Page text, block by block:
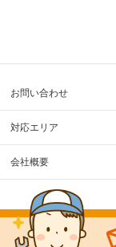
お問い合わせ
対応エリア
会社概要